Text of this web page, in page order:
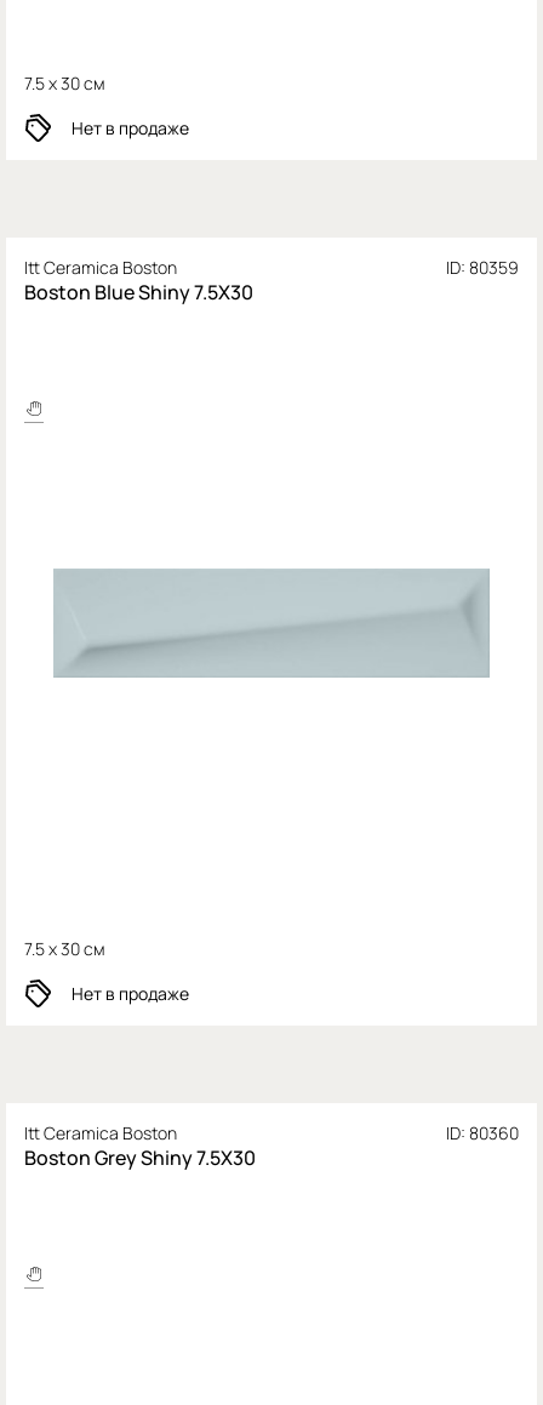
7.5 x 30 см
Нет в продаже
Itt Ceramica Boston ID: 80359
Boston Blue Shiny 7.5X30
7.5 x 30 см
Нет в продаже
Itt Ceramica Boston ID: 80360
Boston Grey Shiny 7.5X30